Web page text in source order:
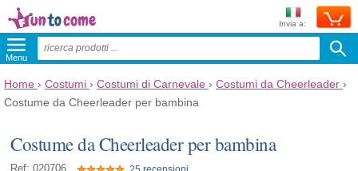
Invia a:
Menu
Home › Costumi › Costumi di Carnevale › Costumi da Cheerleader ›
Costume da Cheerleader per bambina
Costume da Cheerleader per bambina
Ref: 020706